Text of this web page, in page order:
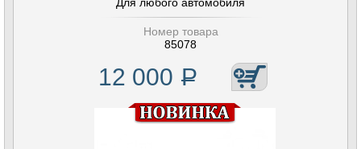
Номер товара
85078
12 000 Р